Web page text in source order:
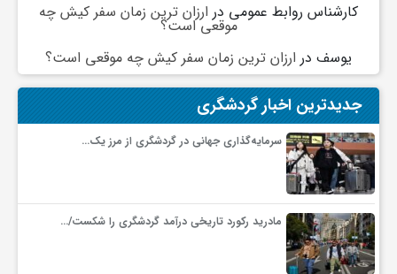
کارشناس روابط عمومی در ارزان ترین زمان سفر کیش چه
موقعی است؟
یوسف در ارزان ترین زمان سفر کیش چه موقعی است؟
جدیدترین اخبار گردشگری
سرمایه‌گذاری جهانی در گردشگری از مرز یک…
مادرید رکورد تاریخی درآمد گردشگری را شکست/…